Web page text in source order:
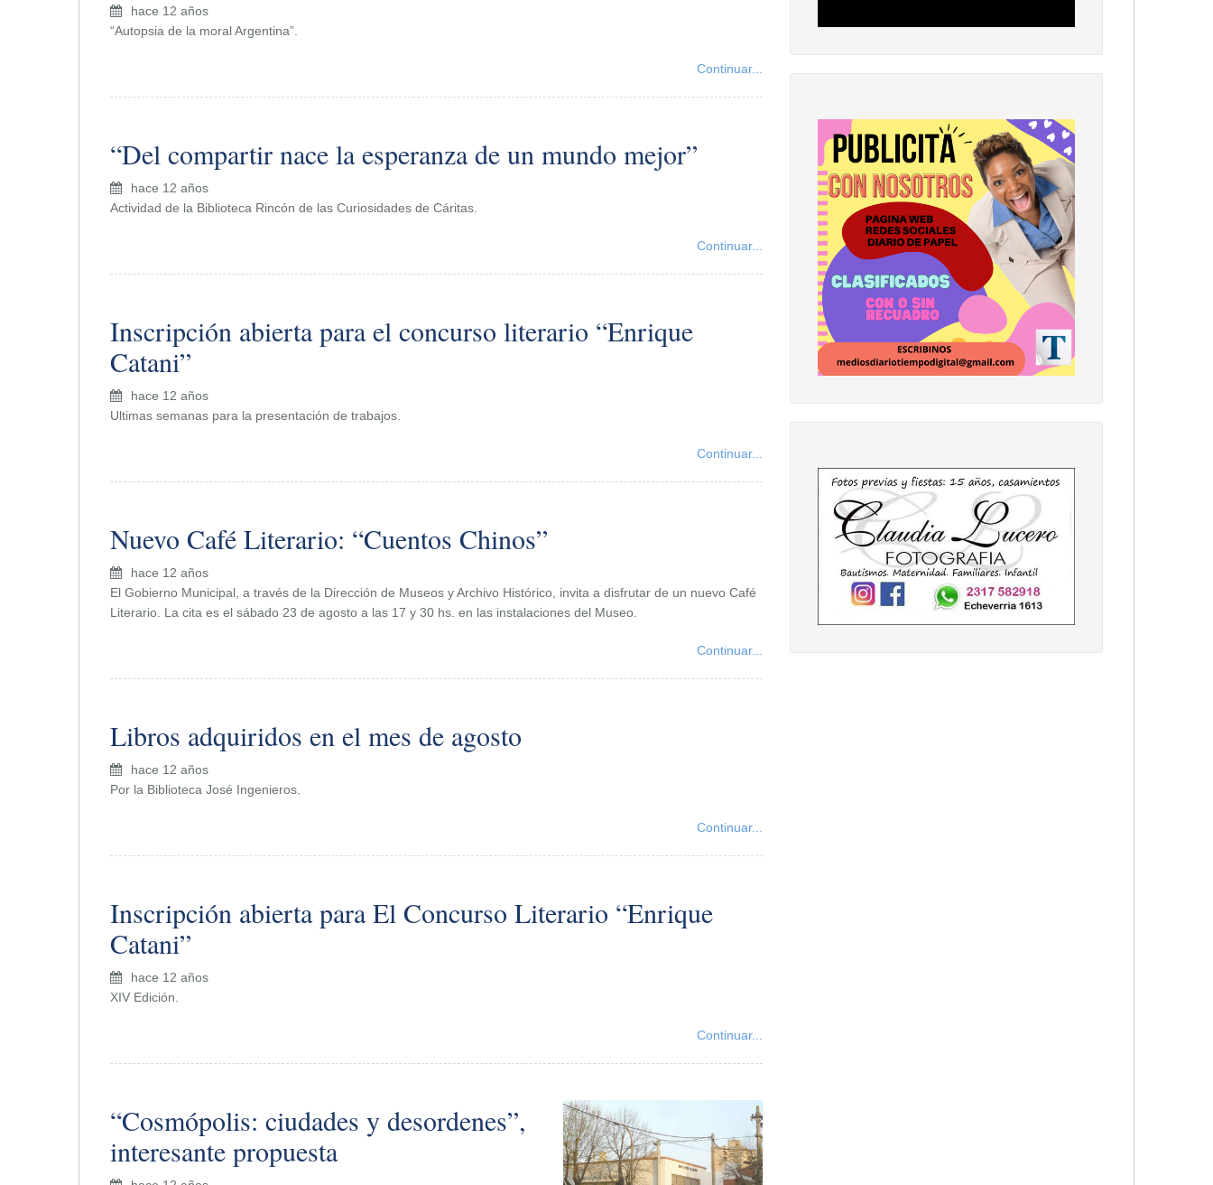
hace 12 años
“Autopsia de la moral Argentina”.
Continuar...
“Del compartir nace la esperanza de un mundo mejor”
hace 12 años
Actividad de la Biblioteca Rincón de las Curiosidades de Cáritas.
Continuar...
Inscripción abierta para el concurso literario “Enrique
Catani”
hace 12 años
Ultimas semanas para la presentación de trabajos.
Continuar...
Nuevo Café Literario: “Cuentos Chinos”
hace 12 años
El Gobierno Municipal, a través de la Dirección de Museos y Archivo Histórico, invita a disfrutar de un nuevo Café
Literario. La cita es el sábado 23 de agosto a las 17 y 30 hs. en las instalaciones del Museo.
Continuar...
Libros adquiridos en el mes de agosto
hace 12 años
Por la Biblioteca José Ingenieros.
Continuar...
Inscripción abierta para El Concurso Literario “Enrique
Catani”
hace 12 años
XIV Edición.
Continuar...
“Cosmópolis: ciudades y desordenes”,
interesante propuesta